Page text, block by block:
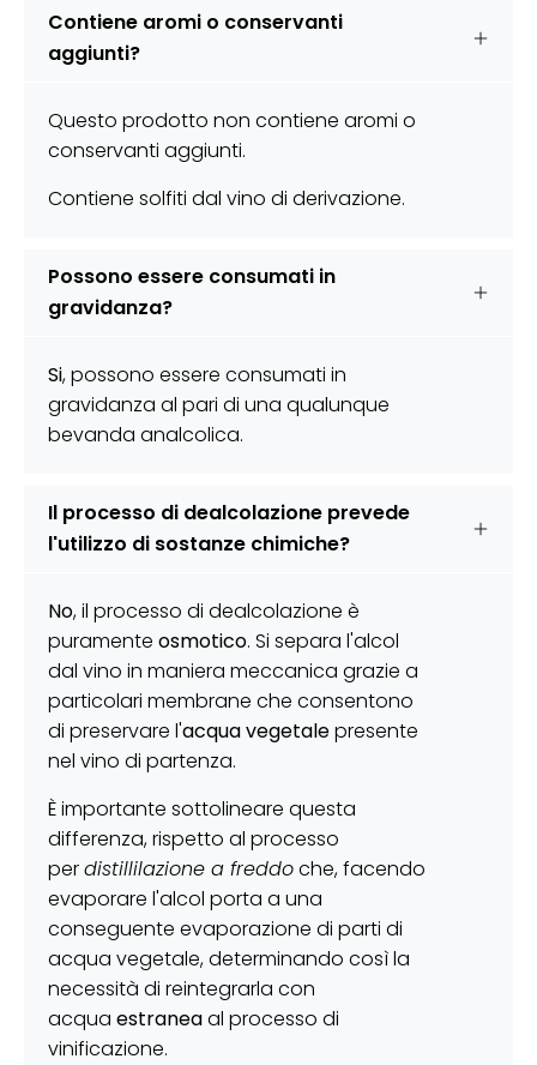
Contiene aromi o conservanti
aggiunti?
Questo prodotto non contiene aromi o
conservanti aggiunti.
Contiene solfiti dal vino di derivazione.
Possono essere consumati in
gravidanza?
Si, possono essere consumati in
gravidanza al pari di una qualunque
bevanda analcolica.
Il processo di dealcolazione prevede
l'utilizzo di sostanze chimiche?
No, il processo di dealcolazione è
puramente osmotico. Si separa l'alcol
dal vino in maniera meccanica grazie a
particolari membrane che consentono
di preservare l'acqua vegetalepresente
nel vino di partenza.
È importante sottolineare questa
differenza, rispetto al processo
perdistillilazione a freddoche, facendo
evaporare l'alcol porta a una
conseguente evaporazione di parti di
acqua vegetale, determinando così la
necessità di reintegrarla con
acqua estraneaal processo di
vinificazione.